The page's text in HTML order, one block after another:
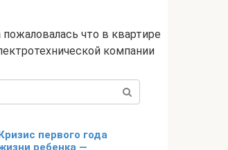
что в квартире
компании
первого года
ребенка —